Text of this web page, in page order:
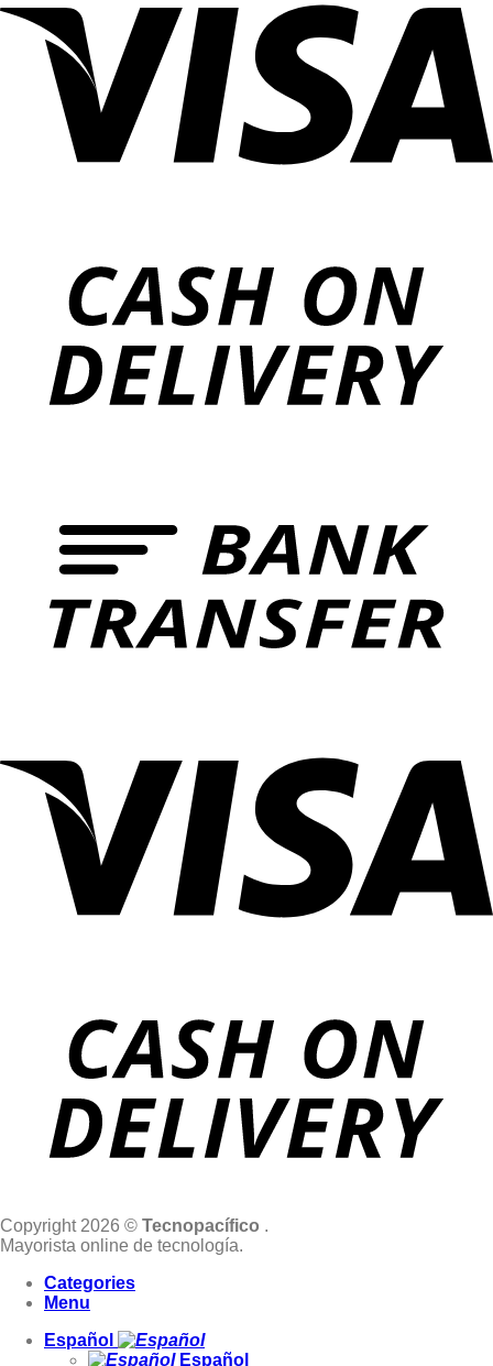
Copyright 2026 © Tecnopacífico .
Mayorista online de tecnología.
Categories
Menu
Español
Español